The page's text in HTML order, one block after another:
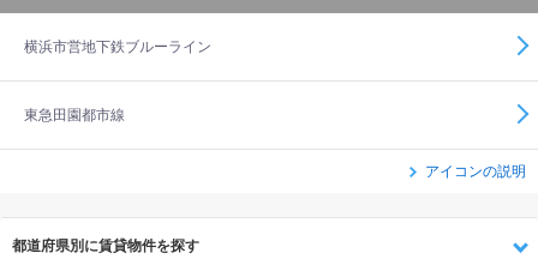
横浜市営地下鉄ブルーライン
東急田園都市線
アイコンの説明
都道府県別に賃貸物件を探す